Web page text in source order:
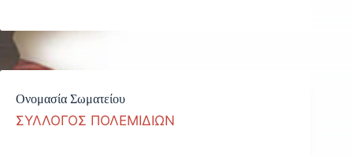
Ονομασία Σωματείου
ΣΥΛΛΟΓΟΣ ΠΟΛΕΜΙΔΙΩΝ